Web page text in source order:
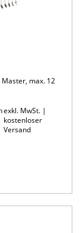
Master, max. 12
exkl. MwSt. |
kostenloser
Versand